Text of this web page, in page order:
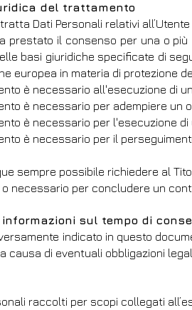
del trattamento
Dati Personali relativi
prestato il consenso per una o
basi giuridiche specificate di
europea in materia di protezione
è necessario all'esecuzione di
è necessario per adempiere un
è necessario per l'esecuzione
è necessario per il
sempre possibile richiedere al
necessario per concludere un
sul tempo di
indicato in questo
causa di eventuali obbligazioni
raccolti per scopi collegati